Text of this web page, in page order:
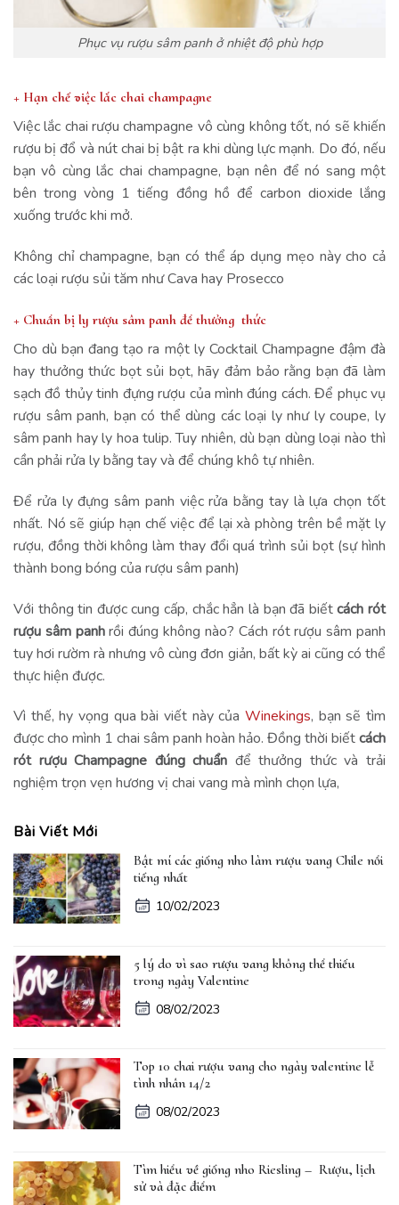
Phục vụ rượu sâm panh ở nhiệt độ phù hợp
+ Hạn chế việc lắc chai champagne
Việc lắc chai rượu champagne vô cùng không tốt, nó sẽ khiến
rượu bị đổ và nút chai bị bật ra khi dùng lực mạnh. Do đó, nếu
bạn vô cùng lắc chai champagne, bạn nên để nó sang một
bên trong vòng 1 tiếng đồng hồ để carbon dioxide lắng
xuống trước khi mở.
Không chỉ champagne, bạn có thể áp dụng mẹo này cho cả
các loại rượu sủi tăm như Cava hay Prosecco
+ Chuẩn bị ly rượu sâm panh để thưởng thức
Cho dù bạn đang tạo ra một ly Cocktail Champagne đậm đà
hay thưởng thức bọt sủi bọt, hãy đảm bảo rằng bạn đã làm
sạch đồ thủy tinh đựng rượu của mình đúng cách. Để phục vụ
rượu sâm panh, bạn có thể dùng các loại ly như ly coupe, ly
sâm panh hay ly hoa tulip. Tuy nhiên, dù bạn dùng loại nào thì
cần phải rửa ly bằng tay và để chúng khô tự nhiên.
Để rửa ly đựng sâm panh việc rửa bằng tay là lựa chọn tốt
nhất. Nó sẽ giúp hạn chế việc để lại xà phòng trên bề mặt ly
rượu, đồng thời không làm thay đổi quá trình sủi bọt (sự hình
thành bong bóng của rượu sâm panh)
Với thông tin được cung cấp, chắc hẳn là bạn đã biếtcách rót
rượu sâm panhrồi đúng không nào? Cách rót rượu sâm panh
tuy hơi rườm rà nhưng vô cùng đơn giản, bất kỳ ai cũng có thể
thực hiện được.
Vì thế, hy vọng qua bài viết này của Winekings, bạn sẽ tìm
được cho mình 1 chai sâm panh hoàn hảo. Đồng thời biếtcách
rót rượu Champagne đúng chuẩn để thưởng thức và trải
nghiệm trọn vẹn hương vị chai vang mà mình chọn lựa,
Bài Viết Mới
Bật mí các giống nho làm rượu vang Chile nổi
tiếng nhất
10/02/2023
5 lý do vì sao rượu vang không thể thiếu
trong ngày Valentine
08/02/2023
Top 10 chai rượu vang cho ngày valentine lễ
tình nhân 14/2
08/02/2023
Tìm hiểu về giống nho Riesling – Rượu, lịch
sử và đặc điểm